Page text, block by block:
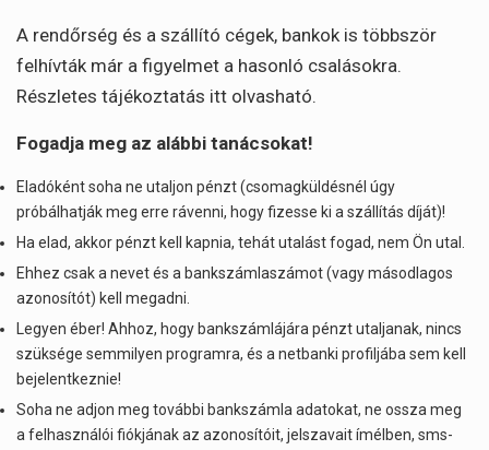
A rendőrség és a szállító cégek, bankok is többször
felhívták már a figyelmet a hasonló csalásokra.
Részletes tájékoztatás itt olvasható.
Fogadja meg az alábbi tanácsokat!
Eladóként soha ne utaljon pénzt (csomagküldésnél úgy
próbálhatják meg erre rávenni, hogy fizesse ki a szállítás díját)!
Ha elad, akkor pénzt kell kapnia, tehát utalást fogad, nem Ön utal.
Ehhez csak a nevet és a bankszámlaszámot (vagy másodlagos
azonosítót) kell megadni.
Legyen éber! Ahhoz, hogy bankszámlájára pénzt utaljanak, nincs
szüksége semmilyen programra, és a netbanki profiljába sem kell
bejelentkeznie!
Soha ne adjon meg további bankszámla adatokat, ne ossza meg
a felhasználói fiókjának az azonosítóit, jelszavait ímélben, sms-